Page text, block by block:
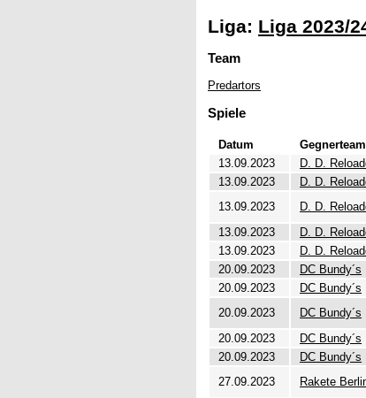
Liga: Liga 2023/
Team
Predartors
Spiele
Datum Gegnerteam
13.09.2023
D. D.
13.09.2023
D. D.
13.09.2023
D. D.
13.09.2023
D. D.
13.09.2023
D. D.
20.09.2023
DC Bundy´s
20.09.2023
DC Bundy´s
20.09.2023
DC Bundy´s
20.09.2023
DC Bundy´s
20.09.2023
DC Bundy´s
27.09.2023
Rakete